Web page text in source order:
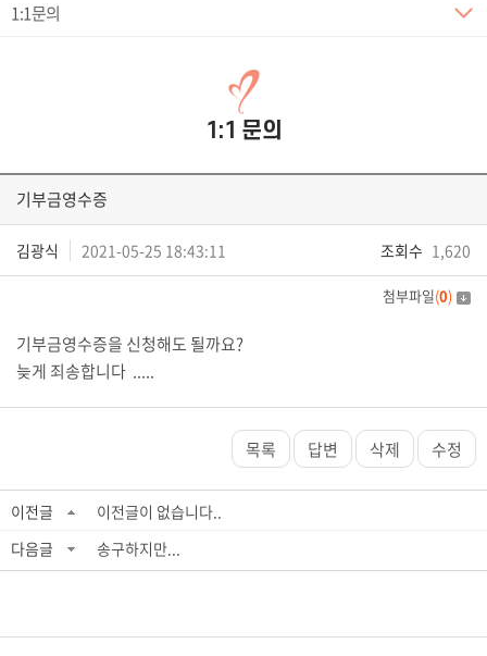
1:1문의
1:1 문의
기부금영수증
김광식 2021-05-25 18:43:11 조회수 1,620
첨부파일(0)
기부금영수증을 신청해도 될까요?
늦게 죄송합니다 .....
목록 답변 삭제 수정
이전글
이전글이 없습니다..
다음글
송구하지만...